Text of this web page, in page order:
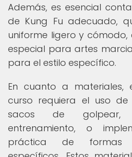
Además, es esencial
de Kung Fu adecuado,
uniforme ligero y
especial para artes
para el estilo específico.
En cuanto a materiales,
curso requiera el uso de
sacos de golpear,
entrenamiento, o
práctica de formas